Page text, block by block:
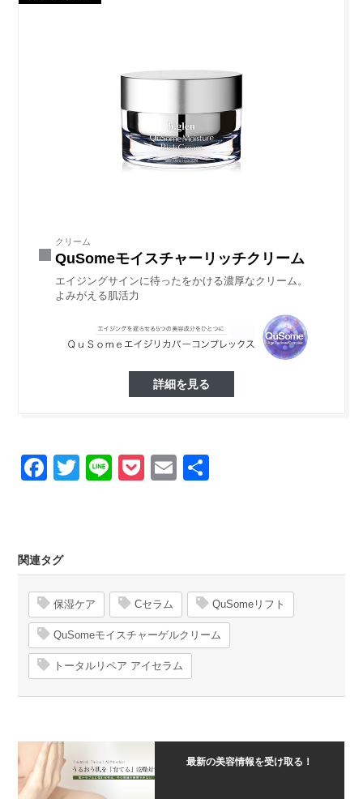
クリーム
QuSomeモイスチャーリッチクリーム
エイジングサインに待ったをかける濃厚なクリーム。
よみがえる肌活力
詳細を見る
Facebook
Twitter
LinePocket
Email
関連タグ
保湿ケア Cセラム QuSomeリフト
QuSomeモイスチャーゲルクリーム
トータルリペア アイセラム
最新の美容情報を受け取る！